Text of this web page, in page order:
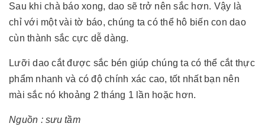
Sau khi chà báo xong, dao sẽ trở nên sắc hơn. Vậy là
chỉ với một vài tờ báo, chúng ta có thể hô biến con dao
cùn thành sắc cực dễ dàng.
Lưỡi dao cắt được sắc bén giúp chúng ta có thể cắt thực
phẩm nhanh và có độ chính xác cao, tốt nhất bạn nên
mài sắc nó khoảng 2 tháng 1 lần hoặc hơn.
Nguồn : sưu tầm